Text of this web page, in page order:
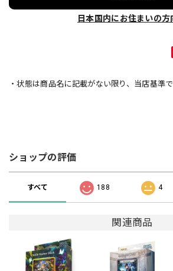
日本国内にお住まいの方
・状態は商品名に記載がない限り、当店基準
ショップの評価
すべて 188 4
関連商品